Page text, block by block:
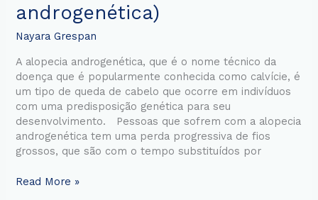
androgenética)
Nayara Grespan
A alopecia androgenética, que é o nome técnico da
doença que é popularmente conhecida como calvície, é
um tipo de queda de cabelo que ocorre em indivíduos
com uma predisposição genética para seu
desenvolvimento. Pessoas que sofrem com a alopecia
androgenética tem uma perda progressiva de fios
grossos, que são com o tempo substituídos por
Read More »